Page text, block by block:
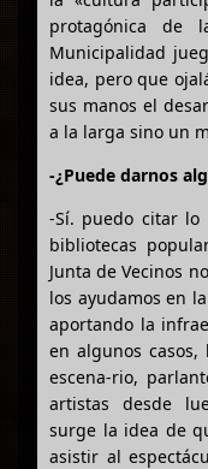
protagónica
Municipalidad
idea, pero que
sus manos el
a la larga sino un
-¿Puede darnos
-Sí. puedo citar lo
bibliotecas
Junta de Vecinos
los ayudamos en
aportando la
en algunos casos,
escena-rio,
artistas desde
surge la idea de
asistir al